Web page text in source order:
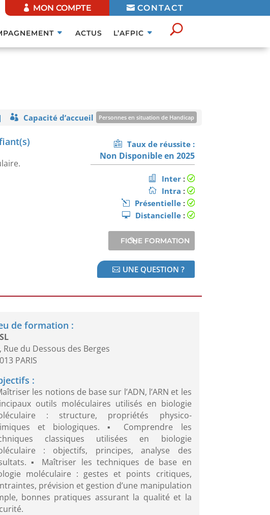
CONTACT
MON COMPTE
ACTUS L’AFPIC
| Capacité d’accueil : 6
Personnes en situation de Handicap
réserve de faisabilité
En savoir plus
Taux de réussite :
Non Disponible en 2025
Inter:
Intra :
Présentielle:
Distancielle:
UNE QUESTION ?
de formation :
Rue du Dessous des Berges
PARIS
:
les notions de base sur l’ADN, l’ARN et les
outils moléculaires utilisés en biologie
: structure, propriétés physico-
et biologiques. ▪ Comprendre les
classiques utilisées en biologie
: objectifs, principes, analyse des
▪ Maîtriser les techniques de base en
moléculaire : gestes et points critiques,
prévision et gestion d’une manipulation
bonnes pratiques assurant la qualité et la